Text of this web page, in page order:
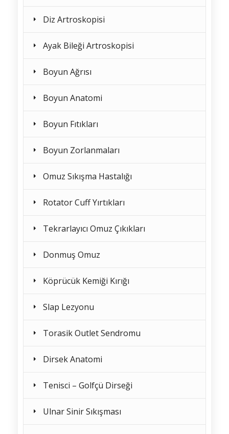
Diz Artroskopisi
Ayak Bileği Artroskopisi
Boyun Ağrısı
Boyun Anatomi
Boyun Fıtıkları
Boyun Zorlanmaları
Omuz Sıkışma Hastalığı
Rotator Cuff Yırtıkları
Tekrarlayıcı Omuz Çıkıkları
Donmuş Omuz
Köprücük Kemiği Kırığı
Slap Lezyonu
Torasik Outlet Sendromu
Dirsek Anatomi
Tenisci – Golfçü Dirseği
Ulnar Sinir Sıkışması